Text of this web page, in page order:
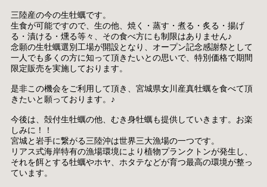
三陸産の今の生牡蠣です。
生食が可能ですので、生の他、焼く・蒸す・煮る・炙る・揚げ
る・漬ける・燻る等々、その食べ方にも制限はありません♪
念願の生牡蠣選別工場が開設となり、オープン記念感謝祭として
一人でも多くの方に知って頂きたいとの思いで、特別価格で期間
限定販売を実施しております。
是非この機会をご利用して頂き、宮城県女川産真牡蠣を食べて頂
きたいと願っております。♪
今後は、殻付生牡蠣の他、むき身牡蠣も提供していきます。お楽
しみに！！
宮城と岩手に繋がる三陸沖は世界三大漁場の一つです。
リアス式海岸特有の漁場環境により植物プランクトンが発生し、
それを餌とする牡蠣やホヤ、ホタテなどが育つ最高の環境が整っ
ています。